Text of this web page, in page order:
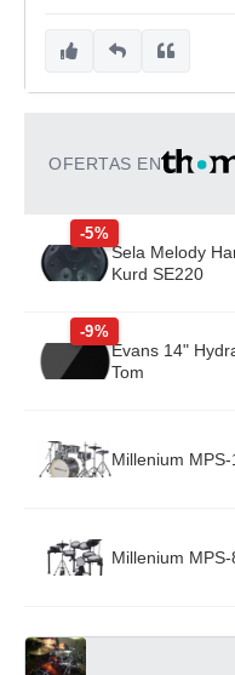
OFERTAS EN
-5%
Sela Melody
Kurd SE220
-9%
Evans 14"
Tom
Millenium
Millenium